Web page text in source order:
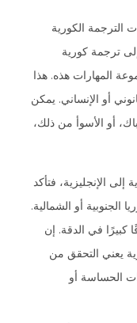
الترجمة الكورية
ترجمة كورية
المهارات هذه. هذا
أو الإنساني. يمكن
أو الأسوأ من ذلك،
الإنجليزية، فتأكد
أو الشمالية.
كبيرًا في الدقة. إن
يعني التحقق من
الحساسة أو